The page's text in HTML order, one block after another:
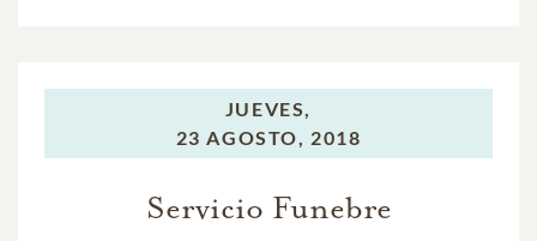
JUEVES,
23 AGOSTO, 2018
Servicio Funebre